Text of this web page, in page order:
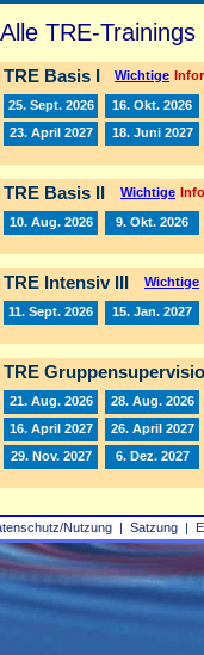
Nutzung | Satzung |
Alle TRE-Trainings
TRE Basis I Wichtige
25. Sept. 2026 16. Okt. 2026
23. April 2027
18. Juni 2027
TRE Basis II Wichtige
10. Aug. 2026 9. Okt. 2026
TRE Intensiv III Wichtige
11. Sept. 2026 15. Jan. 2027
TRE
21. Aug. 2026 28. Aug. 2026
16. April 2027
26. April 2027
29. Nov. 2027
6. Dez. 2027